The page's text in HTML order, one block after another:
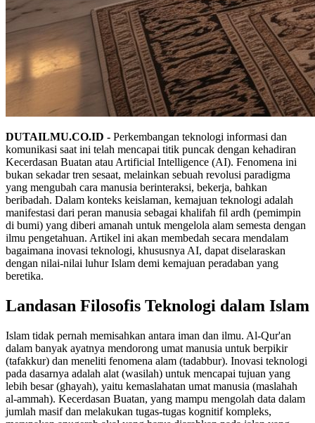
DUTAILMU.CO.ID - Perkembangan teknologi informasi dan
komunikasi saat ini telah mencapai titik puncak dengan kehadiran
Kecerdasan Buatan atau Artificial Intelligence (AI). Fenomena ini
bukan sekadar tren sesaat, melainkan sebuah revolusi paradigma
yang mengubah cara manusia berinteraksi, bekerja, bahkan
beribadah. Dalam konteks keislaman, kemajuan teknologi adalah
manifestasi dari peran manusia sebagai khalifah fil ardh (pemimpin
di bumi) yang diberi amanah untuk mengelola alam semesta dengan
ilmu pengetahuan. Artikel ini akan membedah secara mendalam
bagaimana inovasi teknologi, khususnya AI, dapat diselaraskan
dengan nilai-nilai luhur Islam demi kemajuan peradaban yang
beretika.
Landasan Filosofis Teknologi dalam Islam
Islam tidak pernah memisahkan antara iman dan ilmu. Al-Qur'an
dalam banyak ayatnya mendorong umat manusia untuk berpikir
(tafakkur) dan meneliti fenomena alam (tadabbur). Inovasi teknologi
pada dasarnya adalah alat (wasilah) untuk mencapai tujuan yang
lebih besar (ghayah), yaitu kemaslahatan umat manusia (maslahah
al-ammah). Kecerdasan Buatan, yang mampu mengolah data dalam
jumlah masif dan melakukan tugas-tugas kognitif kompleks,